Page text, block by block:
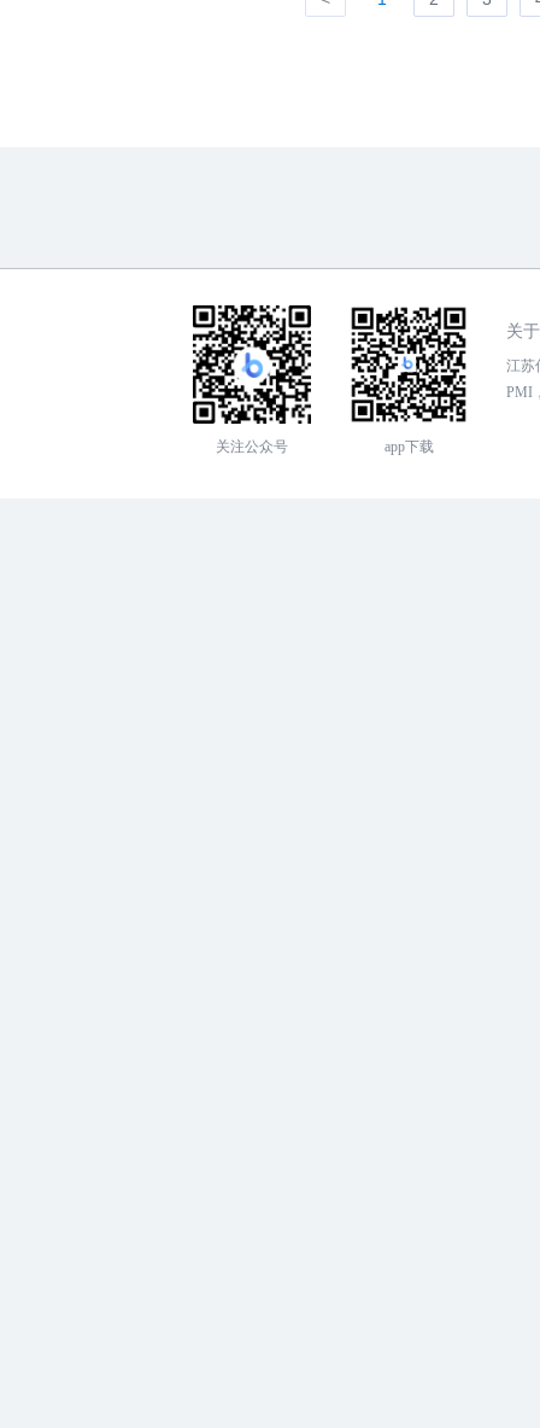
关注公众号 app下载
关
江苏
PMI